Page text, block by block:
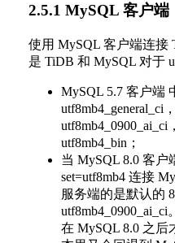
2.5.1 MySQL 客户端
使用 MySQL 客户端连接
是 TiDB 和 MySQL 对于
MySQL 5.7 客户端
utf8mb4_general_ci
utf8mb4_bin；
当 MySQL 8.0 客户
set=utf8mb4 连接
服务端的是默认的
utf8mb4_0900_ai_ci
在 MySQL 8.0 之后